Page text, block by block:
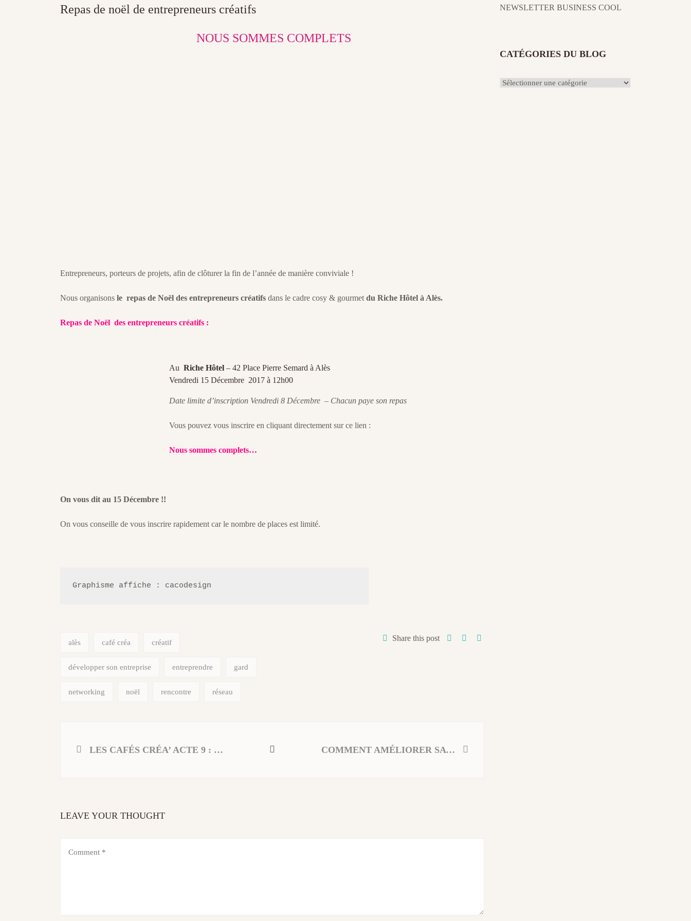
Repas de noël de entrepreneurs créatifs
NOUS SOMMES COMPLETS
Entrepreneurs, porteurs de projets, afin de clôturer la fin de l’année de manière conviviale !
Nous organisons le repas de Noël des entrepreneurs créatifs dans le cadre cosy & gourmet du Riche Hôtel à Alès.
Repas de Noël des entrepreneurs créatifs :
Au Riche Hôtel – 42 Place Pierre Semard à Alès
Vendredi 15 Décembre 2017 à 12h00
Date limite d’inscription Vendredi 8 Décembre – Chacun paye son repas
Vous pouvez vous inscrire en cliquant directement sur ce lien :
Nous sommes complets…
On vous dit au 15 Décembre !!
On vous conseille de vous inscrire rapidement car le nombre de places est limité.
Graphisme affiche : cacodesign
alès café créa créatif
développer son entreprise entreprendre gard
networking noël rencontre réseau
Share this post
LES CAFÉS CRÉA’ ACTE 9 : Optimiser la gestion de sa trésorerie au quotidien COMMENT AMÉLIORER SA TRÉSORERIE ?
LEAVE YOUR THOUGHT
NEWSLETTER BUSINESS COOL
CATÉGORIES DU BLOG
Catégories